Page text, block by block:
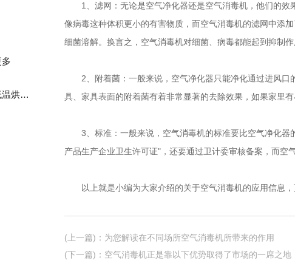
臭氧消毒柜（常温、低温烘干）
1、滤网：无论是空气净化器还是空气消毒机，他们
像病毒这种体积更小的有害物质，而空气消毒机的滤网中添加
细菌溶解。换言之，空气消毒机对细菌、病毒都能起到抑制作用
2、附着菌：一般来说，空气净化器只能净化通过进风口
具、家具表面的附着菌有着非常显著的去除效果，如果家里有
3、标准：一般来说，空气消毒机的标准要比空气净
产品生产企业卫生许可证"，还要通过卫计委审核备案，而空
以上就是小编为大家介绍的关于空气消毒机的应用信息，更
(上一篇) ： 为您解读在不同场所空气消毒机所带来的作用
(下一篇) ： 空气消毒机正是靠以下优势取得了市场的一席之地